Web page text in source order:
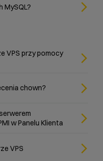
MySQL?
VPS przy pomocy
chown?
w Panelu Klienta
VPS